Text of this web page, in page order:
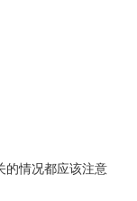
的情况都应该注意